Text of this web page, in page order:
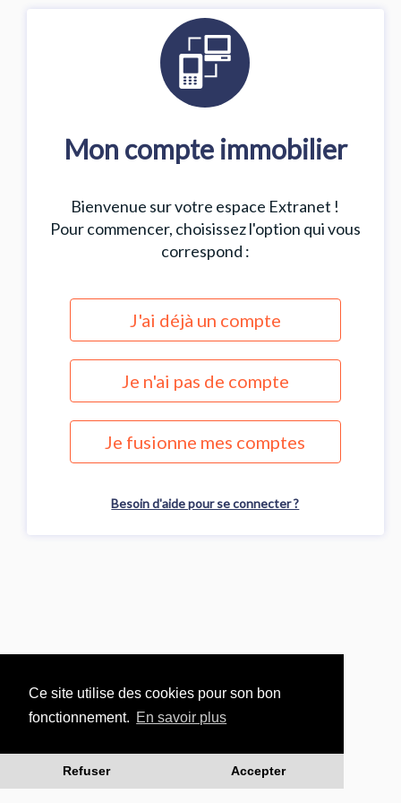
Ce site utilise des cookies pour son bon
fonctionnement. En savoir plus
Refuser Accepter
Mon compte immobilier
Bienvenue sur votre espace Extranet !
Pour commencer, choisissez l'option qui vous
correspond :
J'ai déjà un compte
Je n'ai pas de compte
Je fusionne mes comptes
Besoin d'aide pour se connecter ?